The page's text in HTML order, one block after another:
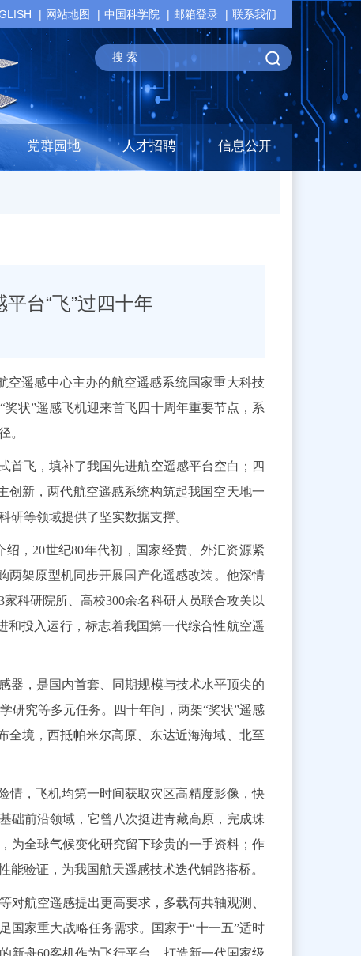
网站地图 中国科学院 邮箱登录 联系我们
党群园地 人才招聘 信息公开
平台“飞”过四十年
空遥感中心主办的航空遥感系统国家重大科技
状”遥感飞机迎来首飞四十周年重要节点，系
。
首飞，填补了我国先进航空遥感平台空白；四
创新，两代航空遥感系统构筑起我国空天地一
研等领域提供了坚实数据支撑。
，20世纪80年代初，国家经费、外汇资源紧
两架原型机同步开展国产化遥感改装。他深情
科研院所、高校300余名科研人员联合攻关以
和投入运行，标志着我国第一代综合性航空遥
器，是国内首套、同期规模与技术水平顶尖的
研究等多元任务。四十年间，两架“奖状”遥感
全境，西抵帕米尔高原、东达近海海域、北至
情，飞机均第一时间获取灾区高精度影像，快
础前沿领域，它曾八次挺进青藏高原，完成珠
为全球气候变化研究留下珍贵的一手资料；作
验证，为我国航天遥感技术迭代铺路搭桥。
航空遥感提出更高要求，多载荷共轴观测、
国家重大战略任务需求。国家于“十一五”适时